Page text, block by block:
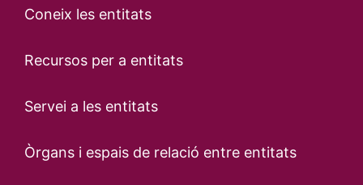
Coneix les entitats
Recursos per a entitats
Servei a les entitats
Òrgans i espais de relació entre entitats